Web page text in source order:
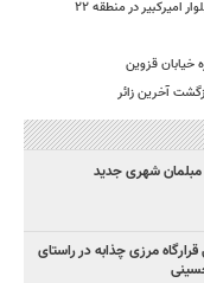
مرزی چذابه در راستای